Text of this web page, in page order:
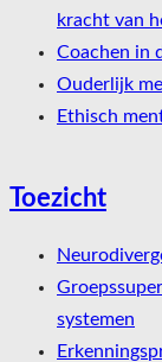
kracht van
Coachen in
Ouderlijk
Ethisch
Toezicht
systemen